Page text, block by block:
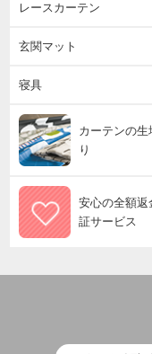
レースカーテン
玄関マット
寝具
カーテンの生
り
安心の全額返
証サービス